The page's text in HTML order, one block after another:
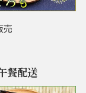
売
餐配送